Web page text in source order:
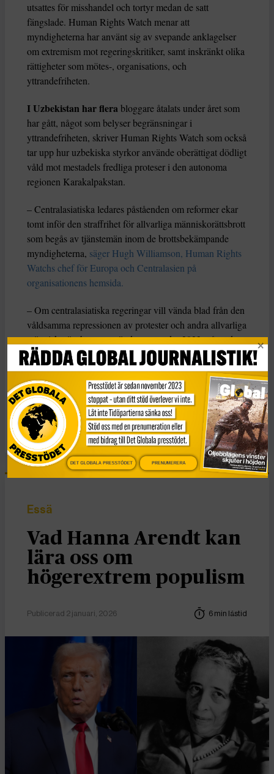
utsattes för misshandel och tortyr medan de satt
fängslade. Human Rights Watch menar att
myndigheterna har använt sig av svepande anklagelser
om extremism mot regeringskritiker, samt inskränkt olika
rättigheter som mötes-, organisations, och
yttrandefriheten.
I Uzbekistan har flerabloggare åtalats under året som
har gått, något som belyser begränsningar i
yttrandefriheten, skriver Human Rights Watch som också
tar upp hur uzbekiska styrkor använde oberättigat dödligt
våld mot mestadels fredliga proteser i den autonoma
regionen Karakalpakstan.
– Centralasiatiska ledares påståenden om reformer ekar
tomt inför den straffrihet för allvarliga människorättsbrott
som begås av tjänstemän inom de brottsbekämpande
myndigheterna, säger Hugh Williamson, Human Rights
Watchs chef för Europa och Centralasien på
organisationens hemsida.
– Om centralasiatiska regeringar vill vända blad från den
våldsamma repressionen av protester och andra allvarliga
människorättsbrott som ägde rum under 2022 måste de
sluta ignorera uppmaningar till oberoende utredningar
och ansvarsutkrävande, fortsätter han.
KATEGORI
Nyheter
Essä
Vad Hanna Arendt kan
lära oss om
högerextrem populism
Publicerad 2 januari, 2026 6 min lästid
DET GLOBALA PRESSTÖDET PRENUMERERA